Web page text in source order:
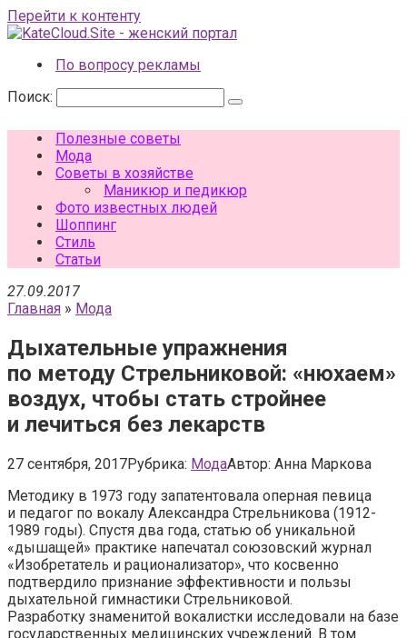
Перейти к контенту
По вопросу рекламы
Поиск:
Полезные советы
Мода
Советы в хозяйстве
Маникюр и педикюр
Фото известных людей
Шоппинг
Стиль
Статьи
27.09.2017
Главная » Мода
Дыхательные упражнения
по методу Стрельниковой: «нюхаем»
воздух, чтобы стать стройнее
и лечиться без лекарств
27 сентября, 2017Рубрика: МодаАвтор: Анна Маркова
Методику в 1973 году запатентовала оперная певица
и педагог по вокалу Александра Стрельникова (1912-
1989 годы). Спустя два года, статью об уникальной
«дышащей» практике напечатал союзовский журнал
«Изобретатель и рационализатор», что косвенно
подтвердило признание эффективности и пользы
дыхательной гимнастики Стрельниковой.
Разработку знаменитой вокалистки исследовали на базе
государственных медицинских учреждений. В том